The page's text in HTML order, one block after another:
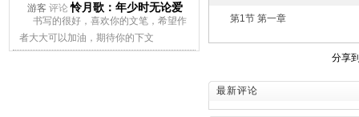
游客 评论怜月歌：年少时无论爱
上谁都会痛
书写的很好，喜欢你的文笔，希望作
者大大可以加油，期待你的下文
管理员回复： 再次回归，来踩~
第1节 第一章
分享
最新评论